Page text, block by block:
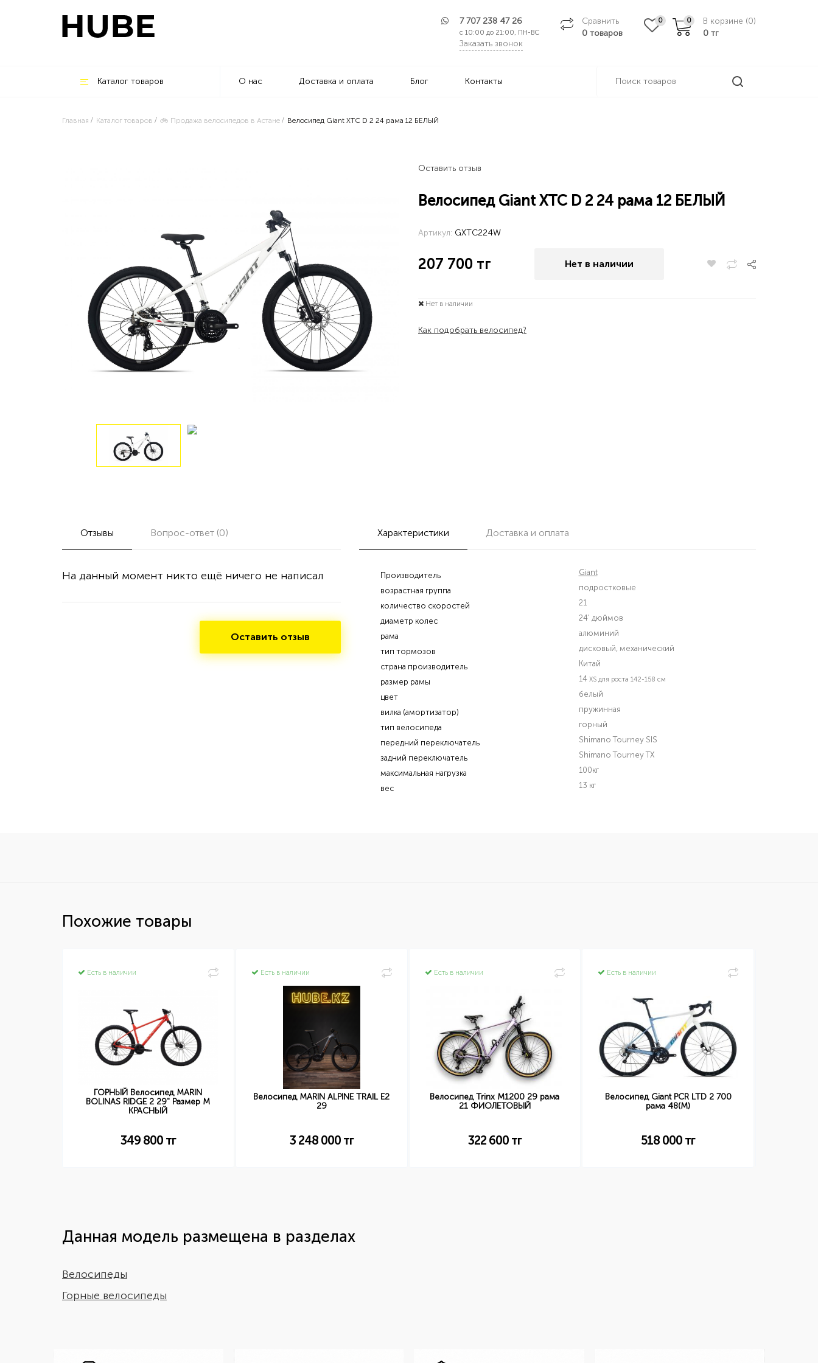
7 707 238 47 26
с 10:00 до 21:00, ПН-ВС
Заказать звонок
Сравнить
0 товаров
0 0 В корзине (0)
0 тг
Каталог товаров О нас Доставка и оплата Блог Контакты
Главная Каталог товаров 🚲 Продажа велосипедов в Астане Велосипед Giant XTC D 2 24 рама 12 БЕЛЫЙ
Оставить отзыв
Велосипед Giant XTC D 2 24 рама 12 БЕЛЫЙ
Артикул: GXTC224W
207 700 тг Нет в наличии
Нет в наличии
Как подобрать велосипед?
Отзывы Вопрос-ответ (0)
На данный момент никто ещё ничего не написал
Оставить отзыв
Характеристики Доставка и оплата
Производитель
Giant
возрастная группа
подростковые
количество скоростей
21
диаметр колес
24' дюймов
рама
алюминий
тип тормозов
дисковый, механический
страна производитель
Китай
размер рамы
14 XS для роста 142-158 см
цвет
белый
вилка (амортизатор)
пружинная
тип велосипеда
горный
передний переключатель
Shimano Tourney SIS
задний переключатель
Shimano Tourney TX
максимальная нагрузка
100кг
вес
13 кг
Похожие товары
Есть в наличии
ГОРНЫЙ Велосипед MARIN
BOLINAS RIDGE 2 29" Размер M
КРАСНЫЙ
349 800тг
Есть в наличии
Велосипед MARIN ALPINE TRAIL E2
29
3 248 000тг
Есть в наличии
Велосипед Trinx M1200 29 рама
21 ФИОЛЕТОВЫЙ
322 600тг
Есть в наличии
Велосипед Giant PCR LTD 2 700
рама 48(M)
518 000 тг
Данная модель размещена в разделах
Велосипеды
Горные велосипеды